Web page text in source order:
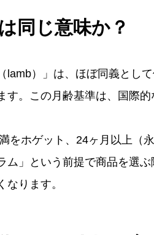
同じ意味か？
lamb）」は、ほぼ同義とし
す。この月齢基準は、国際
をホゲット、24ヶ月以上（
」という前提で商品を選
ります。